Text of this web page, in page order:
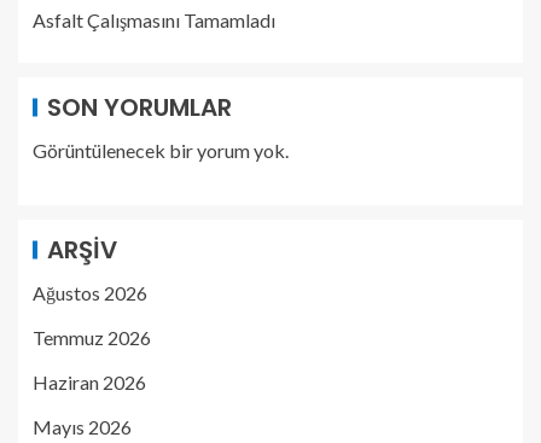
Asfalt Çalışmasını Tamamladı
SON YORUMLAR
Görüntülenecek bir yorum yok.
ARŞIV
Ağustos 2026
Temmuz 2026
Haziran 2026
Mayıs 2026